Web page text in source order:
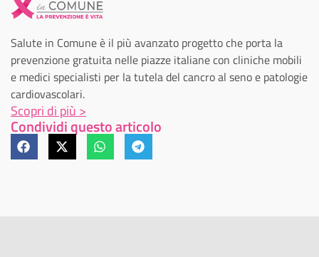
Salute in Comune è il più avanzato progetto che porta la
prevenzione gratuita nelle piazze italiane con cliniche mobili
e medici specialisti per la tutela del cancro al seno e patologie
cardiovascolari.
Scopri di più >
Condividi questo articolo